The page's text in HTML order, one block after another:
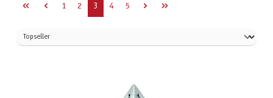
Seite
1 Seite
2 Seite
3 Seite
4 Seite
5